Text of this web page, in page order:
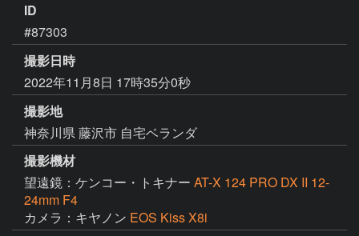
ID
#87303
撮影日時
2022年11月8日 17時35分0秒
撮影地
神奈川県 藤沢市 自宅ベランダ
撮影機材
望遠鏡：ケンコー・トキナー AT-X 124 PRO DX II 12-
24mm F4
カメラ：キヤノン EOS Kiss X8i